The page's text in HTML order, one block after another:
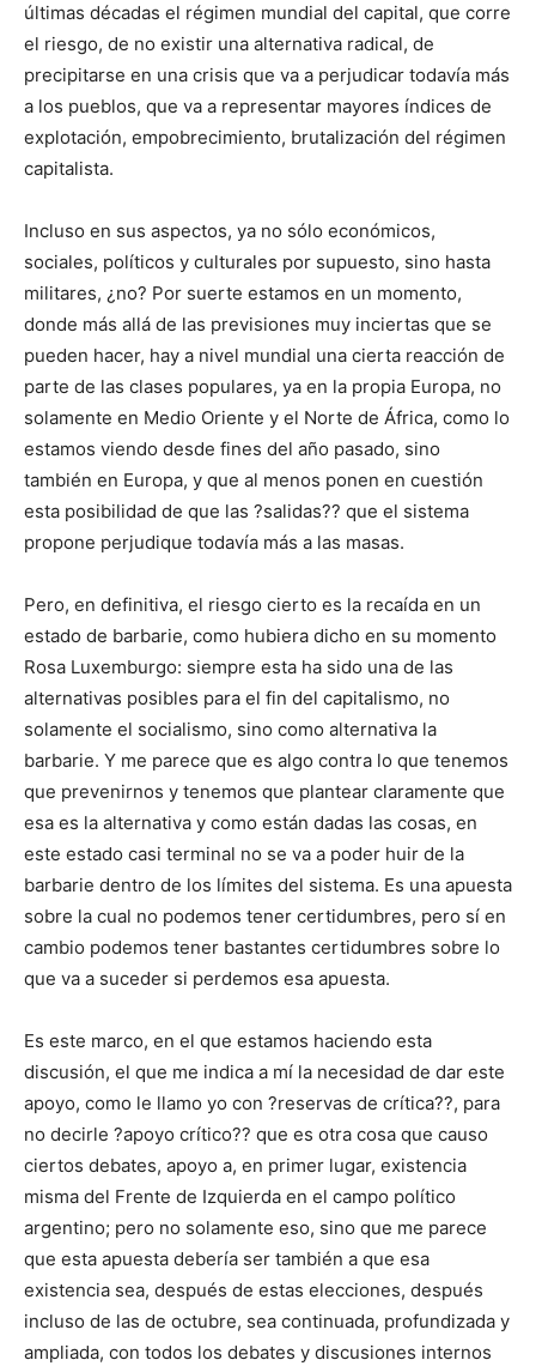
últimas décadas el régimen mundial del capital, que corre
el riesgo, de no existir una alternativa radical, de
precipitarse en una crisis que va a perjudicar todavía más
a los pueblos, que va a representar mayores índices de
explotación, empobrecimiento, brutalización del régimen
capitalista.
Incluso en sus aspectos, ya no sólo económicos,
sociales, políticos y culturales por supuesto, sino hasta
militares, ¿no? Por suerte estamos en un momento,
donde más allá de las previsiones muy inciertas que se
pueden hacer, hay a nivel mundial una cierta reacción de
parte de las clases populares, ya en la propia Europa, no
solamente en Medio Oriente y el Norte de África, como lo
estamos viendo desde fines del año pasado, sino
también en Europa, y que al menos ponen en cuestión
esta posibilidad de que las ?salidas?? que el sistema
propone perjudique todavía más a las masas.
Pero, en definitiva, el riesgo cierto es la recaída en un
estado de barbarie, como hubiera dicho en su momento
Rosa Luxemburgo: siempre esta ha sido una de las
alternativas posibles para el fin del capitalismo, no
solamente el socialismo, sino como alternativa la
barbarie. Y me parece que es algo contra lo que tenemos
que prevenirnos y tenemos que plantear claramente que
esa es la alternativa y como están dadas las cosas, en
este estado casi terminal no se va a poder huir de la
barbarie dentro de los límites del sistema. Es una apuesta
sobre la cual no podemos tener certidumbres, pero sí en
cambio podemos tener bastantes certidumbres sobre lo
que va a suceder si perdemos esa apuesta.
Es este marco, en el que estamos haciendo esta
discusión, el que me indica a mí la necesidad de dar este
apoyo, como le llamo yo con ?reservas de crítica??, para
no decirle ?apoyo crítico?? que es otra cosa que causo
ciertos debates, apoyo a, en primer lugar, existencia
misma del Frente de Izquierda en el campo político
argentino; pero no solamente eso, sino que me parece
que esta apuesta debería ser también a que esa
existencia sea, después de estas elecciones, después
incluso de las de octubre, sea continuada, profundizada y
ampliada, con todos los debates y discusiones internos